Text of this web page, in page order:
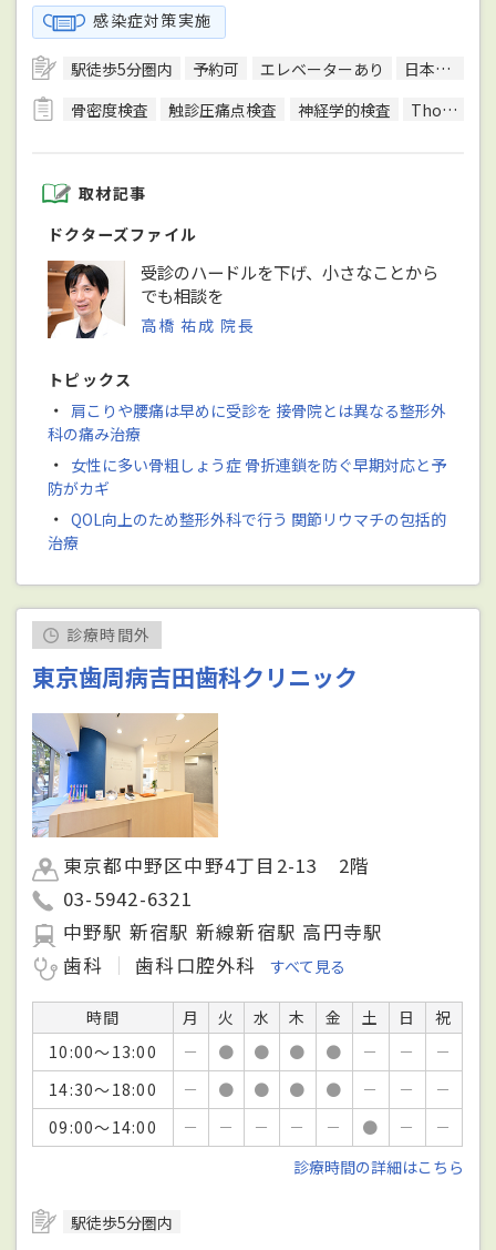
感染症対策実施
駅徒歩5分圏内 予約可 エレベーターあり
日本整形外科学会整形外科専門医
骨密度検査
触診圧痛点検査 神経学的検査 Thomsen（トムセン）テスト
取材記事
ドクターズファイル
受診のハードルを下げ、小さなことから
でも相談を
高橋 祐成 院長
トピックス
・ 肩こりや腰痛は早めに受診を 接骨院とは異なる整形外
科の痛み治療
・ 女性に多い骨粗しょう症 骨折連鎖を防ぐ早期対応と予
防がカギ
・ QOL向上のため整形外科で行う 関節リウマチの包括的
治療
診療時間外
東京歯周病吉田歯科クリニック
東京都中野区中野4丁目2-13 2階
03-5942-6321
中野駅 新宿駅 新線新宿駅 高円寺駅
歯科
歯科口腔外科 すべて見る
時間 月 火 水 木 金 土 日
祝
10:00～13:00
－ ● ● ● ● － －
－
14:30～18:00
－ ● ● ● ● － －
－
09:00～14:00
－ － － － － ● －
－
診療時間の詳細はこちら
駅徒歩5分圏内